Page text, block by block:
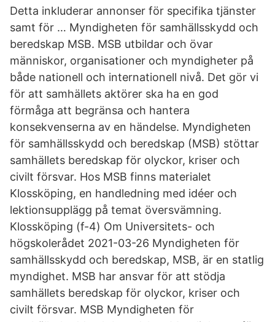
Detta inkluderar annonser för specifika tjänster
samt för … Myndigheten för samhällsskydd och
beredskap MSB. MSB utbildar och övar
människor, organisationer och myndigheter på
både nationell och internationell nivå. Det gör vi
för att samhällets aktörer ska ha en god
förmåga att begränsa och hantera
konsekvenserna av en händelse. Myndigheten
för samhällsskydd och beredskap (MSB) stöttar
samhällets beredskap för olyckor, kriser och
civilt försvar. Hos MSB finns materialet
Klossköping, en handledning med idéer och
lektionsupplägg på temat översvämning.
Klossköping (f-4) Om Universitets- och
högskolerådet 2021-03-26 Myndigheten för
samhällsskydd och beredskap, MSB, är en statlig
myndighet. MSB har ansvar för att stödja
samhällets beredskap för olyckor, kriser och
civilt försvar. MSB Myndigheten för